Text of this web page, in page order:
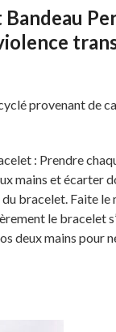
Bandeau
provenant de
: Prendre
mains et écarter
bracelet. Faite le
le bracelet
deux mains pour